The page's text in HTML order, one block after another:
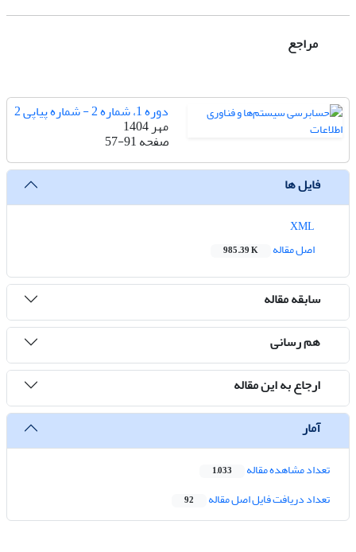
مراجع
دوره 1، شماره 2 - شماره پیاپی 2
مهر 1404
صفحه57-91
فایل ها
اصل مقاله
985.39 K
سابقه مقاله
هم رسانی
ارجاع به این مقاله
آمار
تعداد مشاهده مقاله 1,033
تعداد دریافت فایل اصل مقاله 92